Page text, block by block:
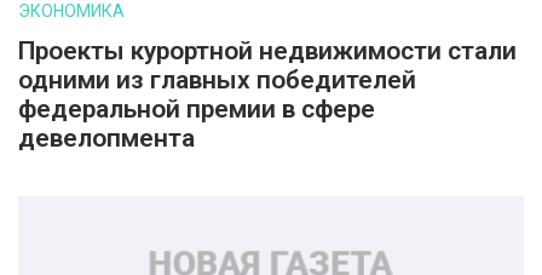
ЭКОНОМИКА
Проекты курортной недвижимости стали
одними из главных победителей
федеральной премии в сфере
девелопмента